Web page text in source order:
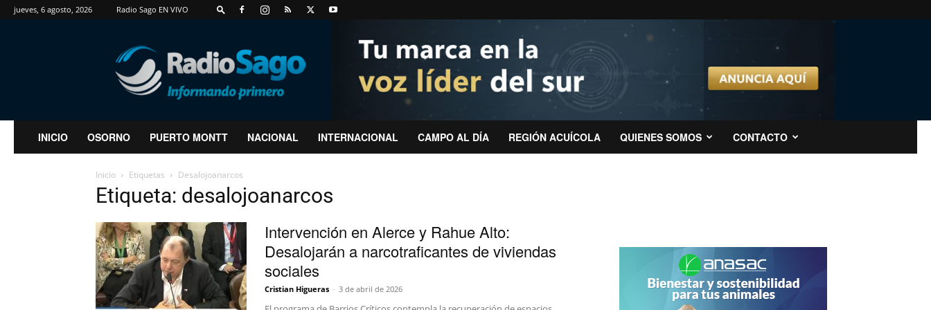
jueves, 6 agosto, 2026 Radio Sago EN VIVO
RadioSago
INICIO OSORNO PUERTO MONTT NACIONAL INTERNACIONAL CAMPO AL DÍA REGIÓN ACUÍCOLA QUIENES SOMOS CONTACTO
Inicio Etiquetas Desalojoanarcos
Etiqueta: desalojoanarcos
Intervención en Alerce y Rahue Alto:
Desalojarán a narcotraficantes de viviendas
sociales
Cristian Higueras - 3 de abril de 2026